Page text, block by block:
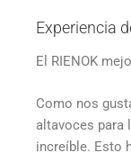
Experiencia
El RIENOK
Como nos
altavoces para
increíble. Esto